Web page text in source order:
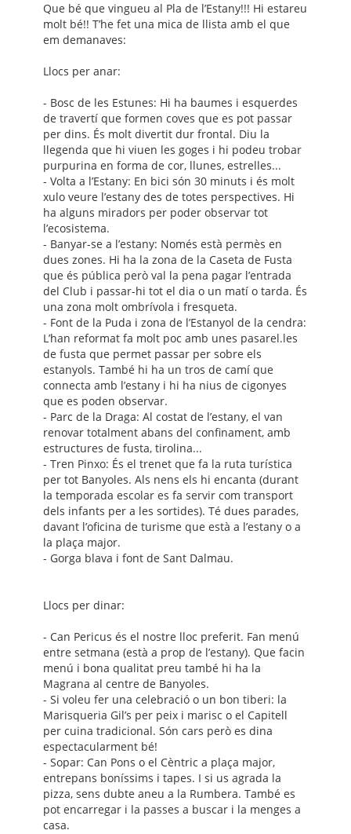
Que bé que vingueu al Pla de l’Estany!!! Hi estareu
molt bé!! T’he fet una mica de llista amb el que
em demanaves:
Llocs per anar:
- Bosc de les Estunes: Hi ha baumes i esquerdes
de travertí que formen coves que es pot passar
per dins. És molt divertit dur frontal. Diu la
llegenda que hi viuen les goges i hi podeu trobar
purpurina en forma de cor, llunes, estrelles...
- Volta a l’Estany: En bici són 30 minuts i és molt
xulo veure l’estany des de totes perspectives. Hi
ha alguns miradors per poder observar tot
l’ecosistema.
- Banyar-se a l’estany: Només està permès en
dues zones. Hi ha la zona de la Caseta de Fusta
que és pública però val la pena pagar l’entrada
del Club i passar-hi tot el dia o un matí o tarda. És
una zona molt ombrívola i fresqueta.
- Font de la Puda i zona de l’Estanyol de la cendra:
L’han reformat fa molt poc amb unes pasarel.les
de fusta que permet passar per sobre els
estanyols. També hi ha un tros de camí que
connecta amb l’estany i hi ha nius de cigonyes
que es poden observar.
- Parc de la Draga: Al costat de l’estany, el van
renovar totalment abans del confinament, amb
estructures de fusta, tirolina...
- Tren Pinxo: És el trenet que fa la ruta turística
per tot Banyoles. Als nens els hi encanta (durant
la temporada escolar es fa servir com transport
dels infants per a les sortides). Té dues parades,
davant l’oficina de turisme que està a l’estany o a
la plaça major.
- Gorga blava i font de Sant Dalmau.
Llocs per dinar:
- Can Pericus és el nostre lloc preferit. Fan menú
entre setmana (està a prop de l’estany). Que facin
menú i bona qualitat preu també hi ha la
Magrana al centre de Banyoles.
- Si voleu fer una celebració o un bon tiberi: la
Marisqueria Gil’s per peix i marisc o el Capitell
per cuina tradicional. Són cars però es dina
espectacularment bé!
- Sopar: Can Pons o el Cèntric a plaça major,
entrepans boníssims i tapes. I si us agrada la
pizza, sens dubte aneu a la Rumbera. També es
pot encarregar i la passes a buscar i la menges a
casa.